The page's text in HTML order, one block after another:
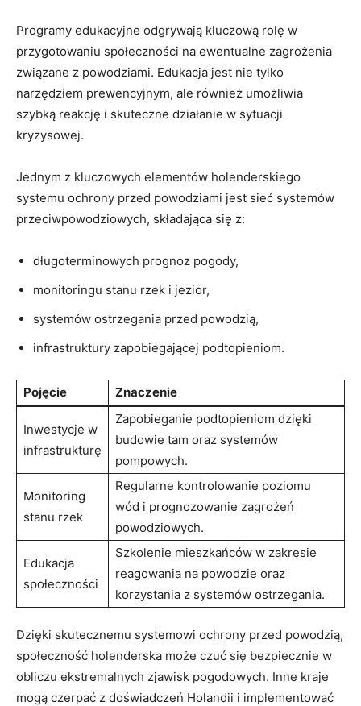
Programy edukacyjne odgrywają kluczową rolę w
przygotowaniu społeczności na⁤ ewentualne zagrożenia
związane ​z powodziami. ⁣Edukacja jest nie⁤ tylko
narzędziem prewencyjnym, ⁤ale również⁤ umożliwia
szybką reakcję i skuteczne działanie w⁣ sytuacji
kryzysowej.
Jednym z kluczowych ‍elementów holenderskiego
systemu ‍ochrony przed powodziami jest sieć‌ systemów
przeciwpowodziowych, składająca się z:
długoterminowych‍ prognoz pogody,
monitoringu stanu rzek i jezior,
systemów ostrzegania przed powodzią,
infrastruktury zapobiegającej podtopieniom.
Pojęcie Znaczenie
Inwestycje w ​
infrastrukturę
Zapobieganie podtopieniom dzięki
budowie‌ tam oraz systemów
pompowych.
Monitoring‌
stanu‌ rzek
Regularne ⁢kontrolowanie poziomu
wód‌ i prognozowanie​ zagrożeń
powodziowych.
Edukacja
społeczności
Szkolenie mieszkańców w zakresie‍
reagowania⁤ na powodzie oraz
korzystania z systemów‌ ostrzegania.
Dzięki skutecznemu​ systemowi ochrony przed powodzią,⁢
społeczność holenderska może czuć się bezpiecznie w
obliczu‌ ekstremalnych zjawisk pogodowych. Inne kraje
mogą czerpać z⁤ doświadczeń Holandii⁢ i implementować